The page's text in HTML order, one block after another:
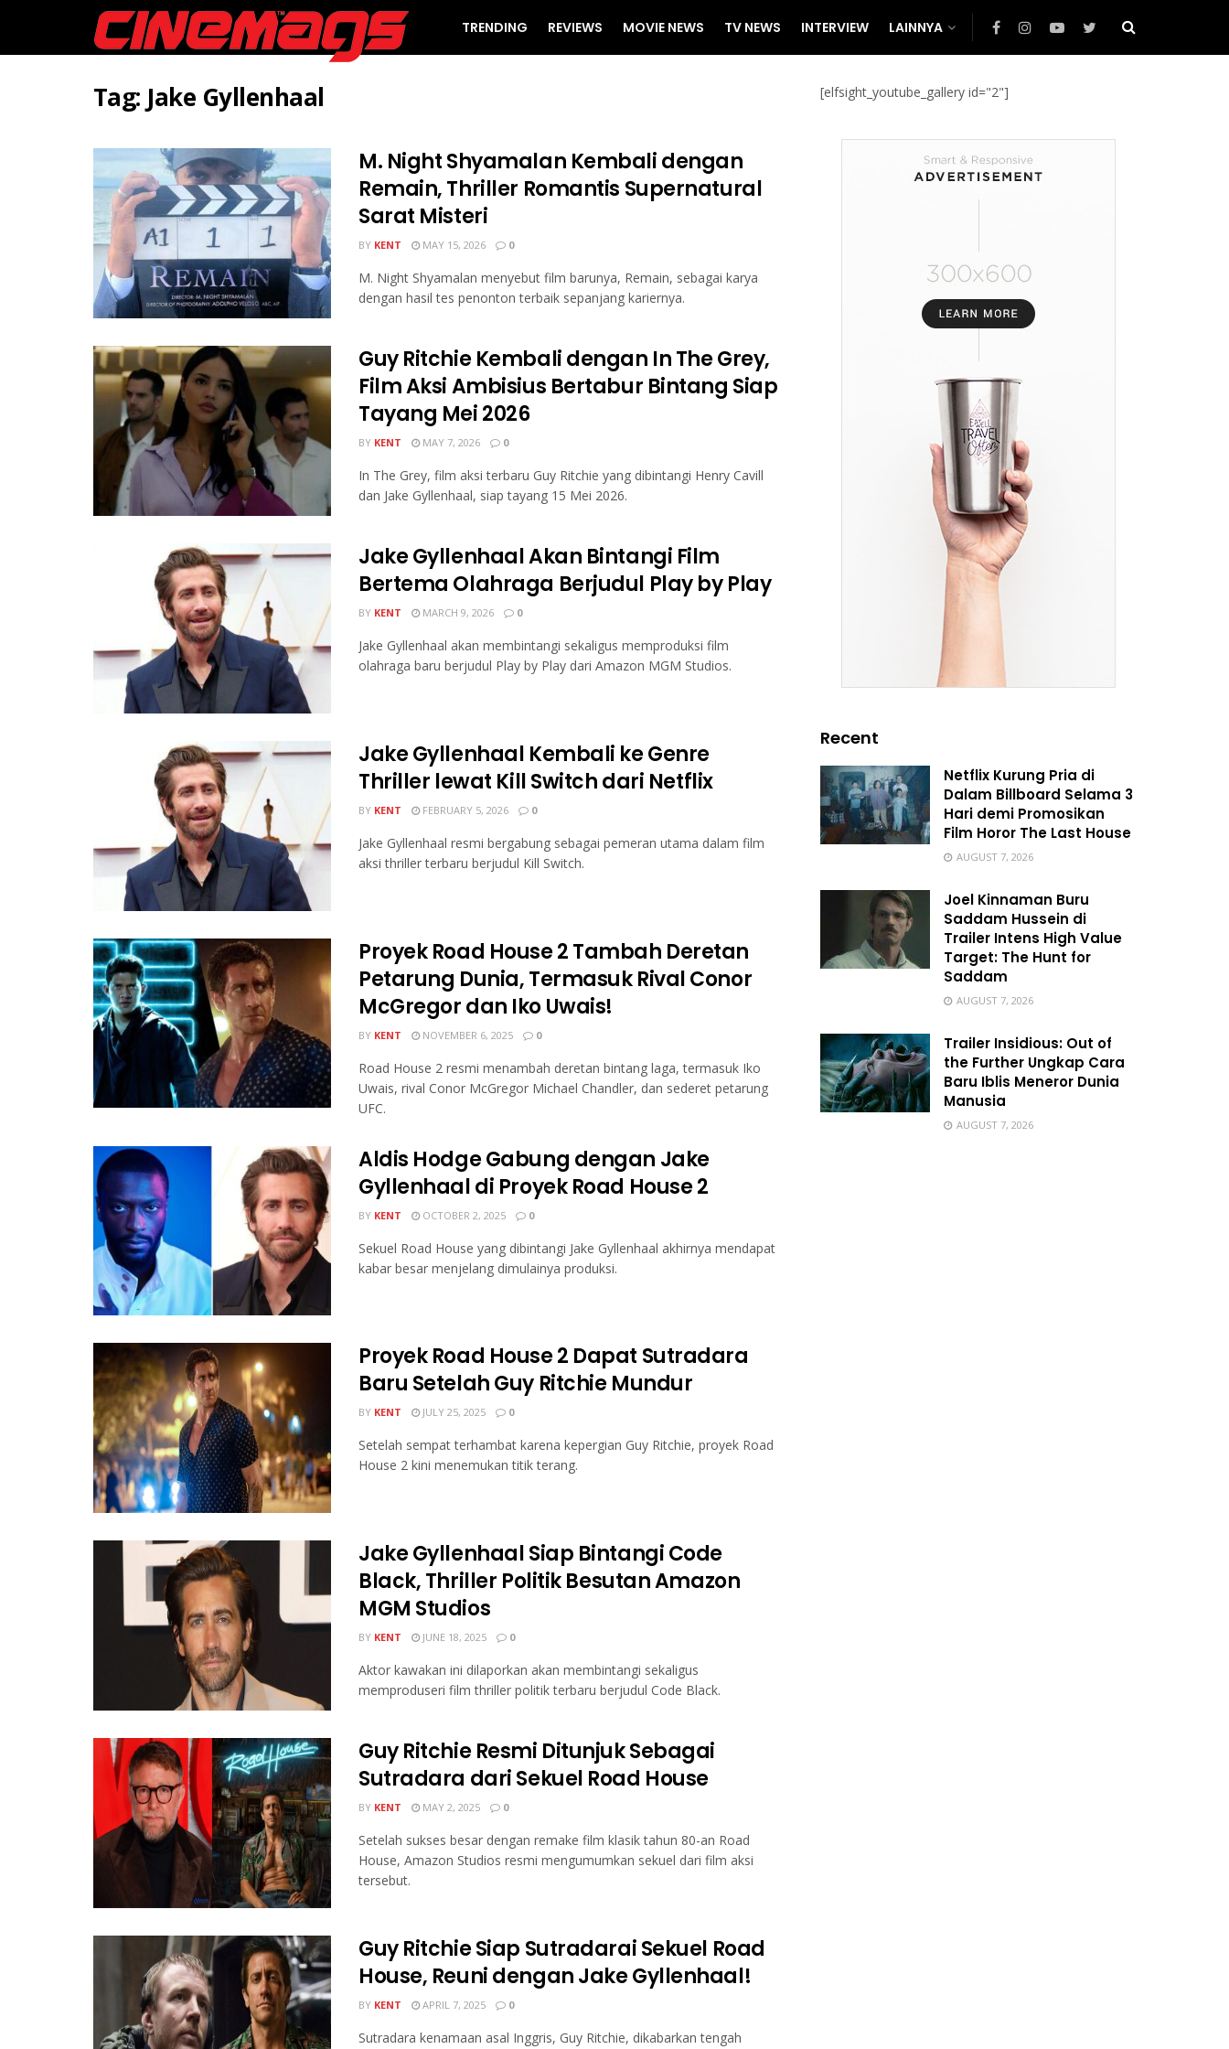
TRENDING REVIEWS MOVIE NEWS TV NEWS INTERVIEW LAINNYA
Tag: Jake Gyllenhaal
M. Night Shyamalan Kembali dengan
Remain, Thriller Romantis Supernatural
Sarat Misteri
BY KENT MAY 15, 2026 0
M. Night Shyamalan menyebut film barunya, Remain, sebagai karya
dengan hasil tes penonton terbaik sepanjang kariernya.
Guy Ritchie Kembali dengan In The Grey,
Film Aksi Ambisius Bertabur Bintang Siap
Tayang Mei 2026
BY KENT MAY 7, 2026 0
In The Grey, film aksi terbaru Guy Ritchie yang dibintangi Henry Cavill
dan Jake Gyllenhaal, siap tayang 15 Mei 2026.
Jake Gyllenhaal Akan Bintangi Film
Bertema Olahraga Berjudul Play by Play
BY KENT MARCH 9, 2026 0
Jake Gyllenhaal akan membintangi sekaligus memproduksi film
olahraga baru berjudul Play by Play dari Amazon MGM Studios.
Jake Gyllenhaal Kembali ke Genre
Thriller lewat Kill Switch dari Netflix
BY KENT FEBRUARY 5, 2026 0
Jake Gyllenhaal resmi bergabung sebagai pemeran utama dalam film
aksi thriller terbaru berjudul Kill Switch.
Proyek Road House 2 Tambah Deretan
Petarung Dunia, Termasuk Rival Conor
McGregor dan Iko Uwais!
BY KENT NOVEMBER 6, 2025 0
Road House 2 resmi menambah deretan bintang laga, termasuk Iko
Uwais, rival Conor McGregor Michael Chandler, dan sederet petarung
UFC.
Aldis Hodge Gabung dengan Jake
Gyllenhaal di Proyek Road House 2
BY KENT OCTOBER 2, 2025 0
Sekuel Road House yang dibintangi Jake Gyllenhaal akhirnya mendapat
kabar besar menjelang dimulainya produksi.
Proyek Road House 2 Dapat Sutradara
Baru Setelah Guy Ritchie Mundur
BY KENT JULY 25, 2025 0
Setelah sempat terhambat karena kepergian Guy Ritchie, proyek Road
House 2 kini menemukan titik terang.
Jake Gyllenhaal Siap Bintangi Code
Black, Thriller Politik Besutan Amazon
MGM Studios
BY KENT JUNE 18, 2025 0
Aktor kawakan ini dilaporkan akan membintangi sekaligus
memproduseri film thriller politik terbaru berjudul Code Black.
Guy Ritchie Resmi Ditunjuk Sebagai
Sutradara dari Sekuel Road House
BY KENT MAY 2, 2025 0
Setelah sukses besar dengan remake film klasik tahun 80-an Road
House, Amazon Studios resmi mengumumkan sekuel dari film aksi
tersebut.
Guy Ritchie Siap Sutradarai Sekuel Road
House, Reuni dengan Jake Gyllenhaal!
BY KENT APRIL 7, 2025 0
Sutradara kenamaan asal Inggris, Guy Ritchie, dikabarkan tengah
[elfsight_youtube_gallery id="2"]
Recent
Netflix Kurung Pria di
Dalam Billboard Selama 3
Hari demi Promosikan
Film Horor The Last House
AUGUST 7, 2026
Joel Kinnaman Buru
Saddam Hussein di
Trailer Intens High Value
Target: The Hunt for
Saddam
AUGUST 7, 2026
Trailer Insidious: Out of
the Further Ungkap Cara
Baru Iblis Meneror Dunia
Manusia
AUGUST 7, 2026